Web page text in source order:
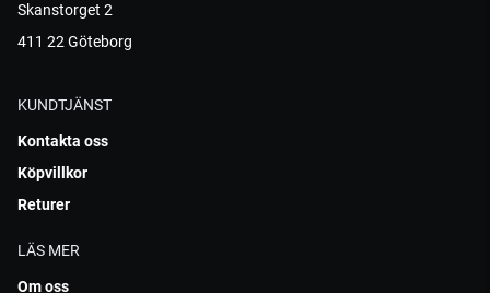
Skanstorget 2
411 22 Göteborg
KUNDTJÄNST
Kontakta oss
Köpvillkor
Returer
LÄS MER
Om oss